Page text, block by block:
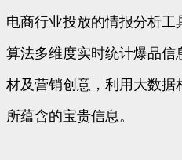
电商行业投放的情报分析
算法多维度实时统计爆品
材及营销创意，利用大数据
所蕴含的宝贵信息。